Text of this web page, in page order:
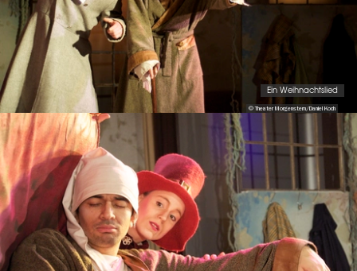
© Theater Morgenstern/Daniel Koch
Ein Weihnachtslied